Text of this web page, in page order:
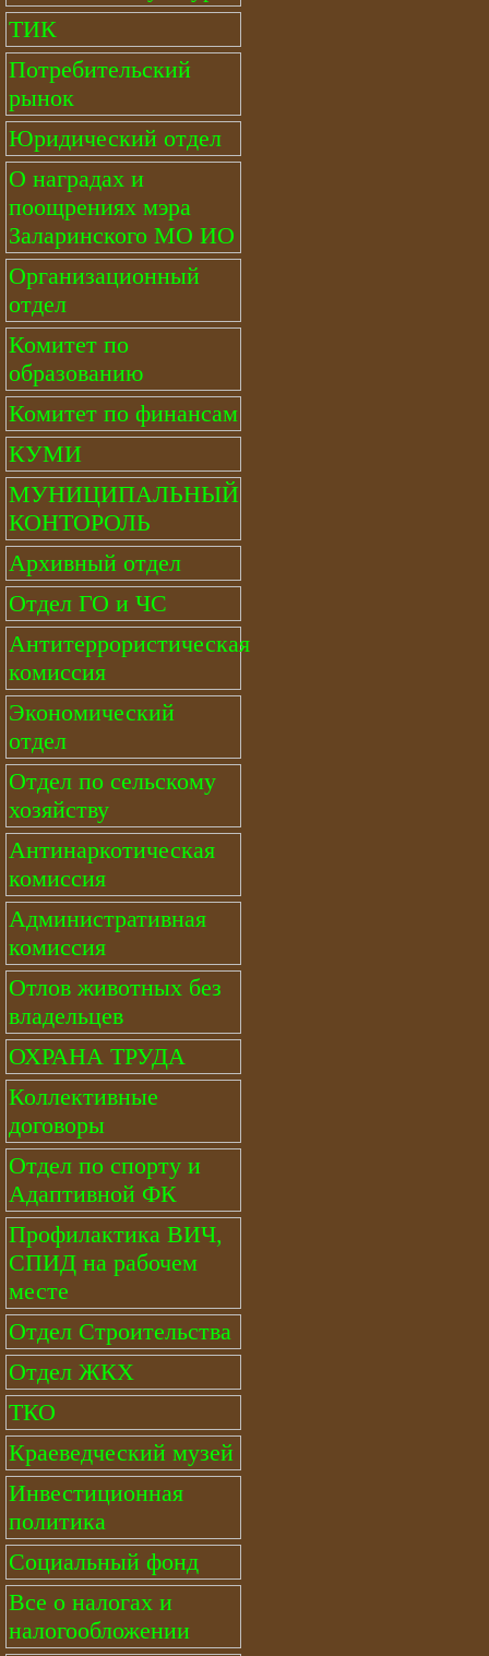
ТИК
Потребительский
рынок
Юридический отдел
О наградах и
поощрениях мэра
Заларинского МО ИО
Организационный
отдел
Комитет по
образованию
Комитет по финансам
КУМИ
МУНИЦИПАЛЬНЫЙ
КОНТОРОЛЬ
Архивный отдел
Отдел ГО и ЧС
Антитеррористическая
комиссия
Экономический
отдел
Отдел по сельскому
хозяйству
Антинаркотическая
комиссия
Административная
комиссия
Отлов животных без
владельцев
ОХРАНА ТРУДА
Коллективные
договоры
Отдел по спорту и
Адаптивной ФК
Профилактика ВИЧ,
СПИД на рабочем
месте
Отдел Строительства
Отдел ЖКХ
ТКО
Краеведческий музей
Инвестиционная
политика
Социальный фонд
Все о налогах и
налогообложении